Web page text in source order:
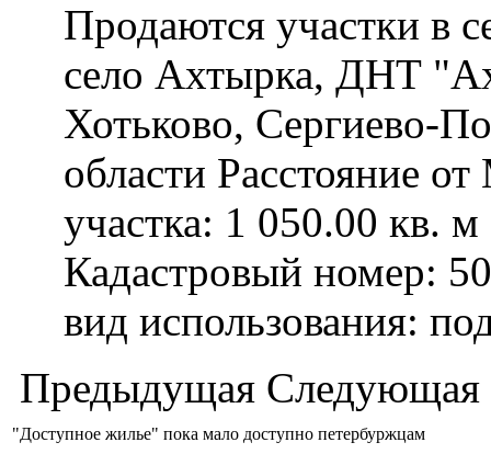
Продаются участки в
село Ахтырка, ДНТ
Хотьково, Сергиево-
области Расстояние
участка: 1 050.00 кв.
Кадастровый номер:
вид использования:
Предыдущая Следующая
"Доступное жилье" пока мало доступно петербуржцам